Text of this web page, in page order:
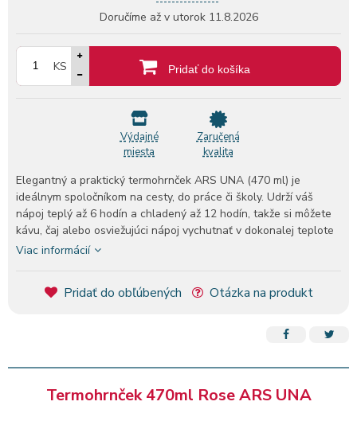
Doručíme až v utorok 11.8.2026
KS Pridať do košíka
Výdajné
miesta
Zaručená
kvalita
Elegantný a praktický termohrnček ARS UNA (470 ml) je
ideálnym spoločníkom na cesty, do práce či školy. Udrží váš
nápoj teplý až 6 hodín a chladený až 12 hodín, takže si môžete
kávu, čaj alebo osviežujúci nápoj vychutnať v dokonalej teplote
po celý deň.Vyrobený z vysoko kvalitnej nehrdzavejúcej ocele
bezpečný pre kontakt s potravinami (FOOD SAFE).Hlavné
Objem: 470 ml• Vyrobený z 304SS nehrdzavejúcej ocele• Bez
Tesne uzatvárateľný vrchnák – zabraňuje pretekaniu a
Jednoduchá údržba – ručné umývanie• Nie je vhodný do
Viac informácií
Pridať do obľúbených Otázka na produkt
Termohrnček 470ml Rose ARS UNA